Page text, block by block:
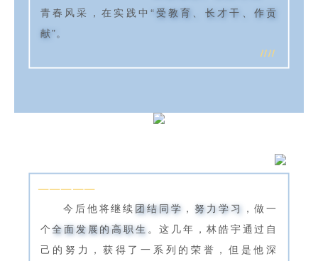
青春风采，在实践中“受教育、长才干、作贡
献”。
////
—————
今后他将继续团结同学 ，努力学习 ，做一
个全面发展的高职生。这几年，林皓宇通过自
己的努力，获得了一系列的荣誉，但是他深